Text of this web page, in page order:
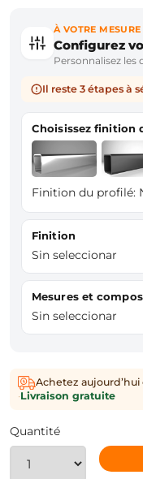
À VOTRE MESURE
Configurez
Personnalisez les
Il reste 3 étapes à
Choisissez finition
Finition du profilé:
Finition
Sin seleccionar
Mesures et
Sin seleccionar
Achetez aujourd’hui
·Livraison gratuite
Quantité